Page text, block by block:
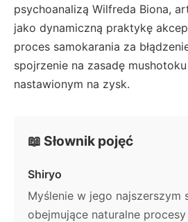
psychoanalizą Wilfreda Biona,
jako dynamiczną praktykę
proces samokarania za
spojrzenie na zasadę
nastawionym na zysk.
📖 Słownik pojęć
Shiryo
Myślenie w jego najszerszym
obejmujące naturalne